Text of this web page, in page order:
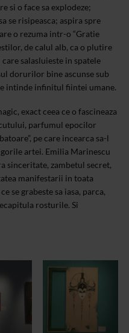
si o face sa explodeze;
se risipeasca; aspira spre
o rezuma intr-o “Gratie
de calul alb, ca o plutire
salasluieste in spatele
dorurilor bine ascunse sub
intinde infinitul fiintei umane.
exact ceea ce o fascineaza
parfumul epocilor
pe care incearca sa-l
artei. Emilia Marinescu
sinceritate, zambetul secret,
manifestarii in toata
se grabeste sa iasa, parca,
rosturile. Si